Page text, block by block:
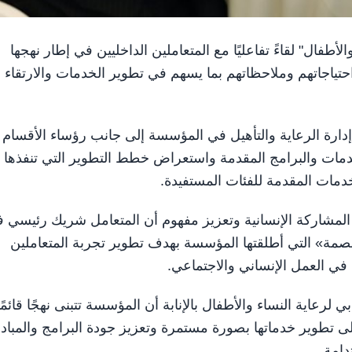
لقاءً تفاعليًا مع المتعاملين الداخليين في إطار نهجها
وملاحظاتهم بما يسهم في تطوير الخدمات والارتقاء
الرعاية والتأهيل في المؤسسة إلى جانب رؤساء الأقسام
والبرامج المقدمة واستعراض خطط التطوير التي تنفذها
المقدمة للفئات المستفيدة.
الإنسانية وتعزيز مفهوم أن المتعامل شريك
التي أطلقتها المؤسسة بهدف تطوير تجربة المتعاملين
العمل الإنساني والاجتماعي.
النساء والأطفال بالإنابة أن المؤسسة تتبنى نهجًا
تطوير خدماتها بصورة مستمرة وتعزيز جودة البرامج